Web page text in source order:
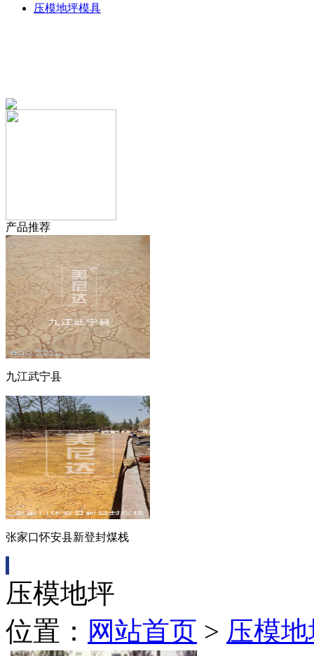
压模地坪模具
产品推荐
九江武宁县
张家口怀安县新登封煤栈
压模地坪
位置： 网站首页 > 压模